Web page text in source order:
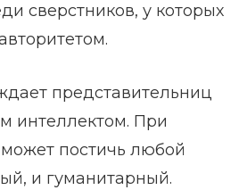
сверстников, у которых
представительниц
интеллектом. При
постичь любой
и гуманитарный.